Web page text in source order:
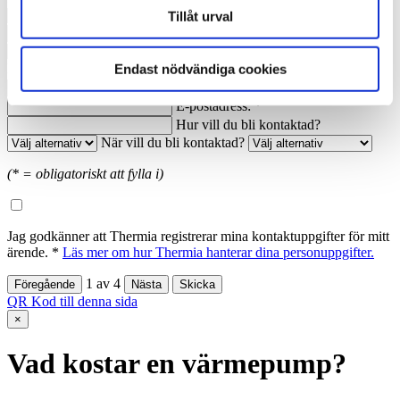
Tillåt urval
Endast nödvändiga cookies
Nuvarande årsförbrukning av energi:
Ort: *
Telefon dagtid: *
E-postadress: *
Hur vill du bli kontaktad?
När vill du bli kontaktad?
(* = obligatoriskt att fylla i)
Jag godkänner att Thermia registrerar mina kontaktuppgifter för mitt
ärende. * Läs mer om hur Thermia hanterar dina personuppgifter.
1 av 4
QR Kod till denna sida
×
Vad kostar en värmepump?